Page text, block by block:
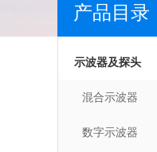
产品目录
示波器及探头
混合示波器
数字示波器